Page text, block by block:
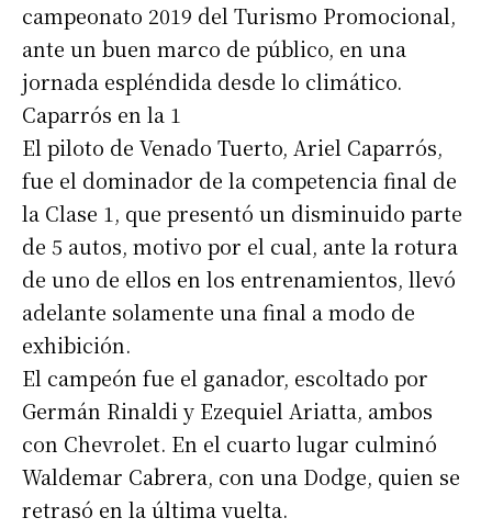
campeonato 2019 del Turismo Promocional,
ante un buen marco de público, en una
jornada espléndida desde lo climático.
Caparrós en la 1
El piloto de Venado Tuerto, Ariel Caparrós,
fue el dominador de la competencia final de
la Clase 1, que presentó un disminuido parte
de 5 autos, motivo por el cual, ante la rotura
de uno de ellos en los entrenamientos, llevó
adelante solamente una final a modo de
exhibición.
El campeón fue el ganador, escoltado por
Germán Rinaldi y Ezequiel Ariatta, ambos
con Chevrolet. En el cuarto lugar culminó
Waldemar Cabrera, con una Dodge, quien se
retrasó en la última vuelta.